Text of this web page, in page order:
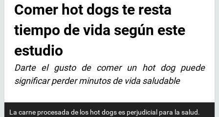
Comer hot dogs te resta
tiempo de vida según este
estudio
Darte el gusto de comer un hot dog puede
significar perder minutos de vida saludable
La carne procesada de los hot dogs es perjudicial para la salud.